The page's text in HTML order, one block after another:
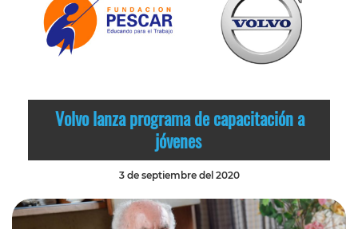
Volvo lanza programa de capacitación a
jóvenes
3 de septiembre del 2020